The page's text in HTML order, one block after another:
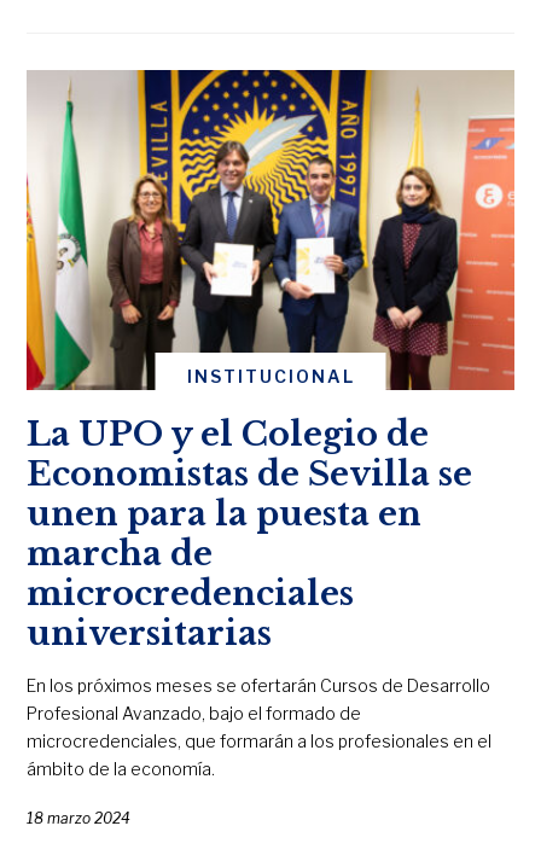
INSTITUCIONAL
La UPO y el Colegio de
Economistas de Sevilla se
unen para la puesta en
marcha de
microcredenciales
universitarias
En los próximos meses se ofertarán Cursos de Desarrollo
Profesional Avanzado, bajo el formado de
microcredenciales, que formarán a los profesionales en el
ámbito de la economía.
18 marzo 2024